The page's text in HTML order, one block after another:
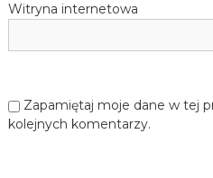
Witryna internetowa
Zapamiętaj moje dane w tej
kolejnych komentarzy.